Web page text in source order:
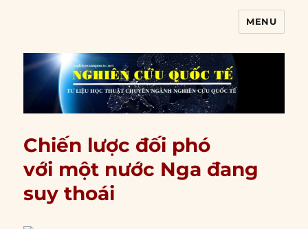
MENU
Chiến lược đối phó
với một nước Nga đang
suy thoái